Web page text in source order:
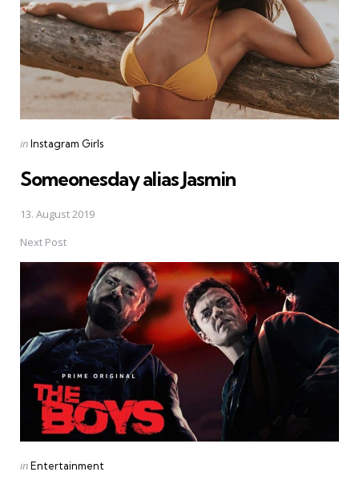
Posted
inInstagram Girls
Someonesday alias Jasmin
13. August 2019
Next Post
Posted
inEntertainment